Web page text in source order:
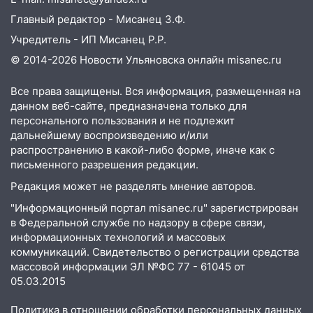
18:00 Мотофристайл, рок и силовой
экстрим: в Ульяновске пройдет
большой фестиваль «Наше время»
17:30 Где есть бензин в Ульяновске 5
17:05 «Обыск» по видеосвязи: в
Ульяновске задержали 19-летнюю
сообщницу мошенников
16:12 Едва не перерезал горло: в
Вешкайме посиделки с судимым
знакомым закончились для женщины
больницей
16:06 18-летняя девушка без прав
перевернулась на мопеде и попала в
больницу
15:59 Ульяновец отдал более 14
миллионов рублей за криминальное
Главный редактор - Мисанец З.Ф.
Учредитель - ИП Мисанец Р.Р.
© 2014-2026 Новости Ульяновска онлайн misanec.ru
Все права защищены. Вся информация, размещенная на
данном веб-сайте, предназначена только для
персонального пользования и не подлежит
дальнейшему воспроизведению и/или
распространению в какой-либо форме, иначе как с
письменного разрешения редакции.
Редакция может не разделять мнение авторов.
"Информационный портал misanec.ru" зарегистрирован
в Федеральной службе по надзору в сфере связи,
информационных технологий и массовых
коммуникаций. Свидетельство о регистрации средства
массовой информации ЭЛ №ФС 77 - 61045 от
05.03.2015
Политика в отношении обработки персональных данных